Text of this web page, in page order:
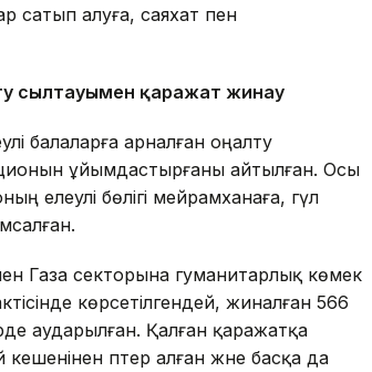
сатып алуға, саяхат пен
сылтауымен қаражат жинау
балаларға арналған оңалту
ұйымдастырғаны айтылған. Осы
елеулі бөлігі мейрамханаға, гүл
Газа секторына гуманитарлық көмек
көрсетілгендей, жиналған 566
аударылған. Қалған қаражатқа
пәтер алған және басқа да